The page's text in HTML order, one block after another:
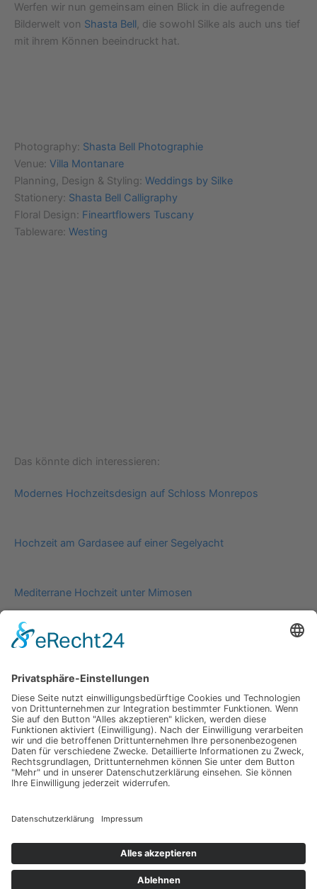
Werfen wir nun gemeinsam einen Blick in die aufregende
Bilderwelt von Shasta Bell, die sowohl Silke als auch uns tief
mit ihrem Können beeindruckt hat.
Photography: Shasta Bell Photographie
Venue: Villa Montanare
Planning, Design & Styling: Weddings by Silke
Stationery: Shasta Bell Calligraphy
Floral Design: Fineartflowers Tuscany
Tableware: Westing
Das könnte dich interessieren:
Modernes Hochzeitsdesign auf Schloss Monrepos
Hochzeit am Gardasee auf einer Segelyacht
Mediterrane Hochzeit unter Mimosen
Impressum
About
Einsendung
AGB
Datenschutzerklärung
Impressum
Werbung
Einsendung
Datenschutzerklärung